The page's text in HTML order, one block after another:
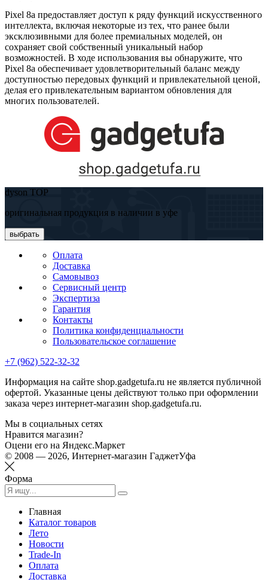
Pixel 8a предоставляет доступ к ряду функций искусственного
интеллекта, включая некоторые из тех, что ранее были
эксклюзивными для более премиальных моделей, он
сохраняет свой собственный уникальный набор
возможностей. В ходе использования вы обнаружите, что
Pixel 8a обеспечивает удовлетворительный баланс между
доступностью передовых функций и привлекательной ценой,
делая его привлекательным вариантом обновления для
многих пользователей.
dyson TOP
оригинальная продукция в наличии в уфе
выбрать
Оплата
Доставка
Самовывоз
Сервисный центр
Экспертиза
Гарантия
Контакты
Политика конфиденциальности
Пользовательское соглашение
+7 (962) 522-32-32
Информация на сайте shop.gadgetufa.ru не является публичной
офертой. Указанные цены действуют только при оформлении
заказа через интернет-магазин shop.gadgetufa.ru.
Мы в социальных сетях
Нравится магазин?
Оцени его на Яндекс.Маркет
© 2008 — 2026, Интернет-магазин ГаджетУфа
Форма
Главная
Каталог товаров
Лето
Новости
Trade-In
Оплата
Доставка